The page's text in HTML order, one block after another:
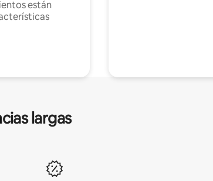
están
largas